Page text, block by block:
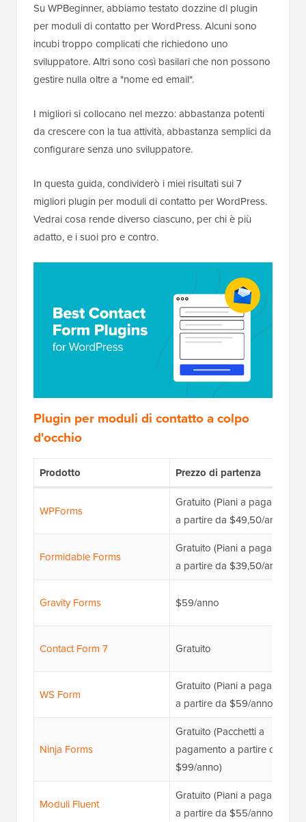
Su WPBeginner, abbiamo testato dozzine di plugin
per moduli di contatto per WordPress. Alcuni sono
incubi troppo complicati che richiedono uno
sviluppatore. Altri sono così basilari che non possono
gestire nulla oltre a "nome ed email".
I migliori si collocano nel mezzo: abbastanza potenti
da crescere con la tua attività, abbastanza semplici da
configurare senza uno sviluppatore.
In questa guida, condividerò i miei risultati sui 7
migliori plugin per moduli di contatto per WordPress.
Vedrai cosa rende diverso ciascuno, per chi è più
adatto, e i suoi pro e contro.
Plugin per moduli di contatto a colpo
d'occhio
Prodotto Prezzo di partenza
WPForms
Gratuito (Piani a pagamento
a partire da $49,50/anno)
Formidable Forms
Gratuito (Piani a pagamento
a partire da $39,50/anno)
Gravity Forms $59/anno
Contact Form 7 Gratuito
WS Form
Gratuito (Piani a pagamento
a partire da $59/anno)
Ninja Forms
Gratuito (Pacchetti a
pagamento a partire da
$99/anno)
Moduli Fluent
Gratuito (Piani a pagamento
a partire da $55/anno)